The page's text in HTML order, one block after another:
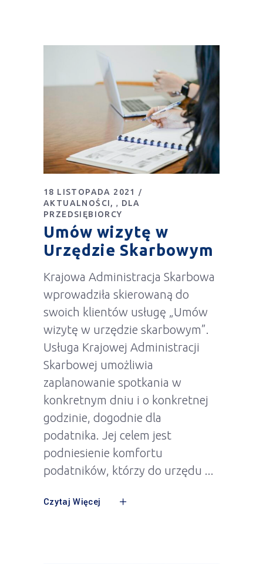
18 LISTOPADA 2021
AKTUALNOŚCI
,
DLA
PRZEDSIĘBIORCY
Umów wizytę w
Urzędzie Skarbowym
Krajowa Administracja Skarbowa
wprowadziła skierowaną do
swoich klientów usługę „Umów
wizytę w urzędzie skarbowym”.
Usługa Krajowej Administracji
Skarbowej umożliwia
zaplanowanie spotkania w
konkretnym dniu i o konkretnej
godzinie, dogodnie dla
podatnika. Jej celem jest
podniesienie komfortu
podatników, którzy do urzędu
Czytaj Więcej